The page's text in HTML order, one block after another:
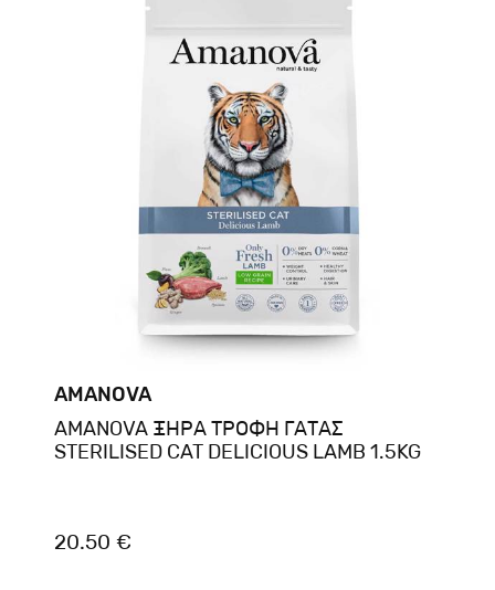
AMANOVA
AMANOVA ΞΗΡΑ ΤΡΟΦΗ ΓΑΤΑΣ
STERILISED CAT DELICIOUS LAMB 1.5KG
20.50 €